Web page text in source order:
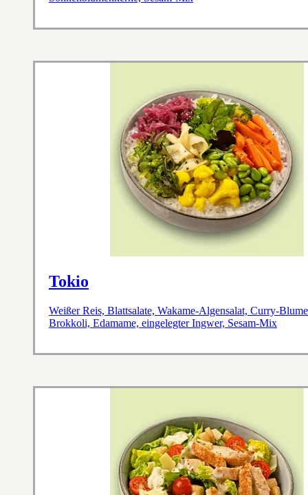
Tokio
Weißer Reis, Blattsalate, Wakame-Algensalat, Curry-
Brokkoli, Edamame, eingelegter Ingwer, Sesam-Mix